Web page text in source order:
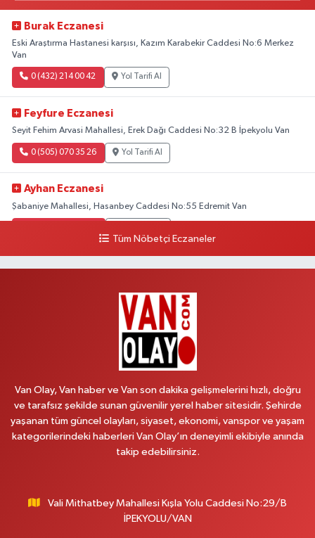
Burak Eczanesi
Eski Araştırma Hastanesi karşısı, Kazım Karabekir Caddesi No:6 Merkez
Van
0 (432) 214 00 42 Yol Tarifi Al
Feyfure Eczanesi
Seyit Fehim Arvasi Mahallesi, Erek Dağı Caddesi No:32 B İpekyolu Van
0 (505) 070 35 26 Yol Tarifi Al
Ayhan Eczanesi
Şabaniye Mahallesi, Hasanbey Caddesi No:55 Edremit Van
Yol Tarifi Al
Vanyolu Mahallesi, Kara Yusuf Bey Caddesi No:99 B Erciş Van
0 (432) 351 02 96 Yol Tarifi Al
Koç Eczanesi
Cumhuriyet Mahallesi, Konak Sokak No:6 Gürpınar Van
Engin Eczanesi
Beyazıt Mahallesi, Zeylan Caddesi No:46 A Erciş Van
Tüm Nöbetçi Eczaneler
Van Olay, Van haber ve Van son dakika gelişmelerini hızlı, doğru
ve tarafsız şekilde sunan güvenilir yerel haber sitesidir. Şehirde
yaşanan tüm güncel olayları, siyaset, ekonomi, vanspor ve yaşam
kategorilerindeki haberleri Van Olay’ın deneyimli ekibiyle anında
takip edebilirsiniz.
Vali Mithatbey Mahallesi Kışla Yolu Caddesi No:29/B
İPEKYOLU/VAN